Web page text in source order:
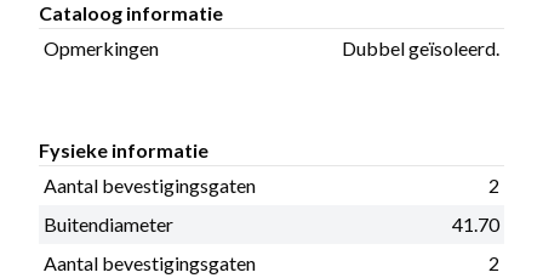
Cataloog informatie
Opmerkingen
Dubbel geïsoleerd.
Fysieke informatie
Aantal bevestigingsgaten
2
Buitendiameter
41.70
Aantal bevestigingsgaten
2